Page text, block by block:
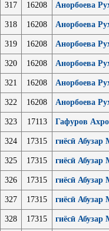
317 16208 Анорбоева
318 16208 Анорбоева
319 16208 Анорбоева
320 16208 Анорбоева
321 16208 Анорбоева
322 16208 Анорбоева
323 17113 Гафуров
324 17315 гиёсӣ Абузар
325 17315 гиёсӣ Абузар
326 17315 гиёсӣ Абузар
327 17315 гиёсӣ Абузар
328 17315 гиёсӣ Абузар